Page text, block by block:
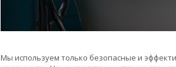
Мы используем только безопасные и